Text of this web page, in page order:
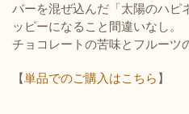
バーを混ぜ込んだ「太陽のハピ
ッピーになること間違いなし。
チョコレートの苦味とフルーツ
【単品でのご購入はこちら 】